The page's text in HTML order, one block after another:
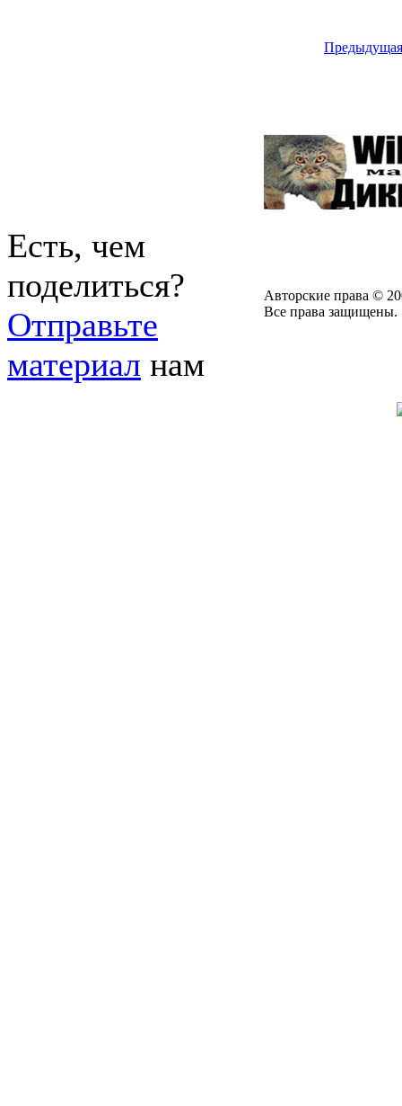
Предыдущая
Есть, чем
поделиться?
Отправьте
материал нам
Авторские права ©
Все права защищены.